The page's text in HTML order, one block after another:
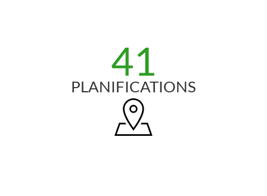
41
PLANIFICATIONS